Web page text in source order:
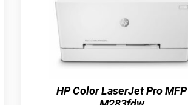
HP Color LaserJet Pro MFP